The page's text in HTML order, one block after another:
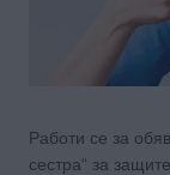
Работи се за
сестра“ за